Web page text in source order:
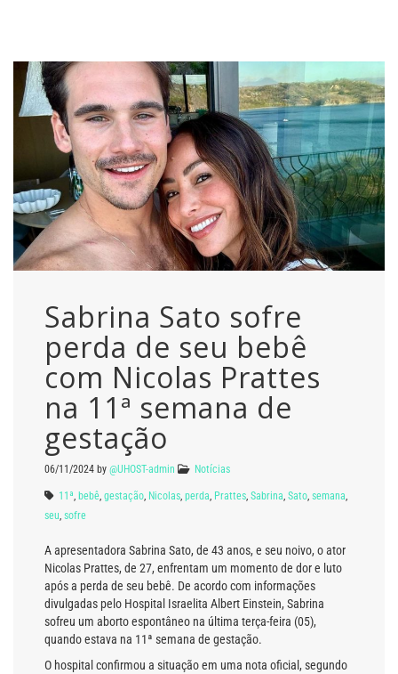
Sabrina Sato sofre
perda de seu bebê
com Nicolas Prattes
na 11ª semana de
gestação
06/11/2024 by @UHOST-admin Notícias
11ª bebê gestação Nicolas perda Prattes Sabrina Sato semana
seu sofre
A apresentadora Sabrina Sato, de 43 anos, e seu noivo, o ator
Nicolas Prattes, de 27, enfrentam um momento de dor e luto
após a perda de seu bebê. De acordo com informações
divulgadas pelo Hospital Israelita Albert Einstein, Sabrina
sofreu um aborto espontâneo na última terça-feira (05),
quando estava na 11ª semana de gestação.
O hospital confirmou a situação em uma nota oficial, segundo